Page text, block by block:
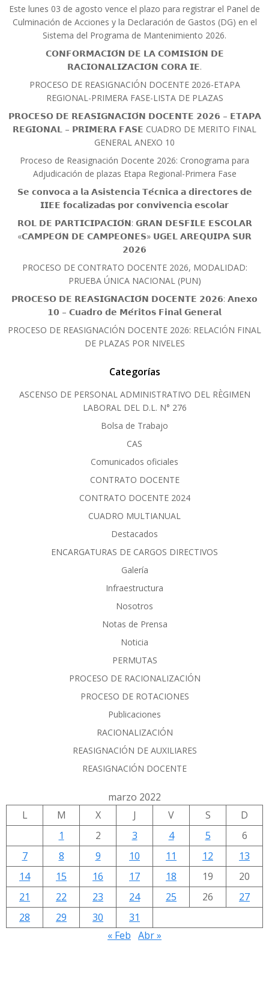
Este lunes 03 de agosto vence el plazo para registrar el Panel de
Culminación de Acciones y la Declaración de Gastos (DG) en el
Sistema del Programa de Mantenimiento 2026.
𝗖𝗢𝗡𝗙𝗢𝗥𝗠𝗔𝗖𝗜𝗢́𝗡 𝗗𝗘 𝗟𝗔 𝗖𝗢𝗠𝗜𝗦𝗜𝗢́𝗡 𝗗𝗘
𝗥𝗔𝗖𝗜𝗢𝗡𝗔𝗟𝗜𝗭𝗔𝗖𝗜𝗢́𝗡 𝗖𝗢𝗥𝗔 𝗜𝗘.
PROCESO DE REASIGNACIÓN DOCENTE 2026-ETAPA
REGIONAL-PRIMERA FASE-LISTA DE PLAZAS
𝗣𝗥𝗢𝗖𝗘𝗦𝗢 𝗗𝗘 𝗥𝗘𝗔𝗦𝗜𝗚𝗡𝗔𝗖𝗜𝗢́𝗡 𝗗𝗢𝗖𝗘𝗡𝗧𝗘 𝟮𝟬𝟮𝟲 – 𝗘𝗧𝗔𝗣𝗔
𝗥𝗘𝗚𝗜𝗢𝗡𝗔𝗟 – 𝗣𝗥𝗜𝗠𝗘𝗥𝗔 𝗙𝗔𝗦𝗘 CUADRO DE MERITO FINAL
GENERAL ANEXO 10
Proceso de Reasignación Docente 2026: Cronograma para
Adjudicación de plazas Etapa Regional-Primera Fase
𝗦𝗲 𝗰𝗼𝗻𝘃𝗼𝗰𝗮 𝗮 𝗹𝗮 𝗔𝘀𝗶𝘀𝘁𝗲𝗻𝗰𝗶𝗮 𝗧𝗲́𝗰𝗻𝗶𝗰𝗮 𝗮 𝗱𝗶𝗿𝗲𝗰𝘁𝗼𝗿𝗲𝘀 𝗱𝗲
𝗜𝗜𝗘𝗘 𝗳𝗼𝗰𝗮𝗹𝗶𝘇𝗮𝗱𝗮𝘀 𝗽𝗼𝗿 𝗰𝗼𝗻𝘃𝗶𝘃𝗲𝗻𝗰𝗶𝗮 𝗲𝘀𝗰𝗼𝗹𝗮𝗿
𝗥𝗢𝗟 𝗗𝗘 𝗣𝗔𝗥𝗧𝗜𝗖𝗜𝗣𝗔𝗖𝗜𝗢́𝗡: 𝗚𝗥𝗔𝗡 𝗗𝗘𝗦𝗙𝗜𝗟𝗘 𝗘𝗦𝗖𝗢𝗟𝗔𝗥
«𝗖𝗔𝗠𝗣𝗘𝗢́𝗡 𝗗𝗘 𝗖𝗔𝗠𝗣𝗘𝗢𝗡𝗘𝗦» 𝗨𝗚𝗘𝗟 𝗔𝗥𝗘𝗤𝗨𝗜𝗣𝗔 𝗦𝗨𝗥
𝟮𝟬𝟮𝟲
PROCESO DE CONTRATO DOCENTE 2026, MODALIDAD:
PRUEBA ÚNICA NACIONAL (PUN)
𝗣𝗥𝗢𝗖𝗘𝗦𝗢 𝗗𝗘 𝗥𝗘𝗔𝗦𝗜𝗚𝗡𝗔𝗖𝗜𝗢́𝗡 𝗗𝗢𝗖𝗘𝗡𝗧𝗘 𝟮𝟬𝟮𝟲: 𝗔𝗻𝗲𝘅𝗼
𝟭𝟬 – 𝗖𝘂𝗮𝗱𝗿𝗼 𝗱𝗲 𝗠𝗲́𝗿𝗶𝘁𝗼𝘀 𝗙𝗶𝗻𝗮𝗹 𝗚𝗲𝗻𝗲𝗿𝗮𝗹
PROCESO DE REASIGNACIÓN DOCENTE 2026: RELACIÓN FINAL
DE PLAZAS POR NIVELES
Categorías
ASCENSO DE PERSONAL ADMINISTRATIVO DEL RÈGIMEN
LABORAL DEL D.L. N° 276
Bolsa de Trabajo
CAS
Comunicados oficiales
CONTRATO DOCENTE
CONTRATO DOCENTE 2024
CUADRO MULTIANUAL
Destacados
ENCARGATURAS DE CARGOS DIRECTIVOS
Galería
Infraestructura
Nosotros
Notas de Prensa
Noticia
PERMUTAS
PROCESO DE RACIONALIZACIÓN
PROCESO DE ROTACIONES
Publicaciones
RACIONALIZACIÓN
REASIGNACIÓN DE AUXILIARES
REASIGNACIÓN DOCENTE
marzo 2022
L
M X J V S
D
1
2 3 4 5
6
7
8 9 10 11 12
13
14
15 16 17 18 19
20
21
22 23 24 25 26
27
28
29 30
31
« Feb Abr »